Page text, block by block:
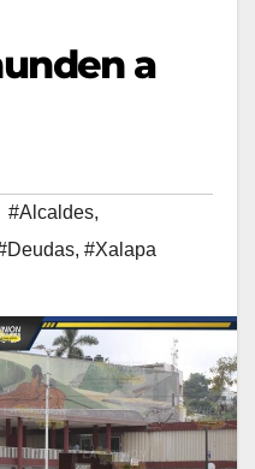
a
#Alcaldes,
, #Xalapa